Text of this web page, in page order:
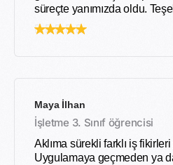
süreçte yanımızda oldu.
Maya İlhan
İşletme 3. Sınıf öğrencisi
Aklıma sürekli farklı iş
Uygulamaya geçmeden ya